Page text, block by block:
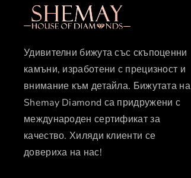
Удивителни бижута със скъпоценни
камъни, изработени с прецизност и
внимание към детайла. Бижутата на
Shemay Diamond са придружени с
международен сертификат за
качество. Хиляди клиенти се
довериха на нас!